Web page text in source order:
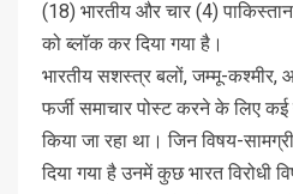
(18) भारतीय और चार (4)
को ब्लॉक कर दिया गया है।
भारतीय सशस्त्र बलों, जम्मू-कश्मीर,
फर्जी समाचार पोस्ट करने के लिए
किया जा रहा था। जिन विषय-
दिया गया है उनमें कुछ भारत विरोधी